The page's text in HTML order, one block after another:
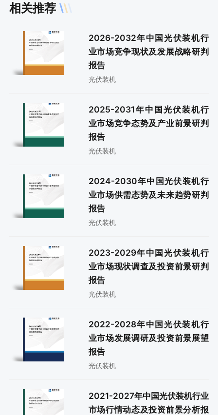
相关推荐
2026-2032年中国光伏装机行
业市场竞争现状及发展战略研判
报告
光伏装机
2025-2031年中国光伏装机行
业市场竞争态势及产业前景研判
报告
光伏装机
2024-2030年中国光伏装机行
业市场供需态势及未来趋势研判
报告
光伏装机
2023-2029年中国光伏装机行
业市场现状调查及投资前景研判
报告
光伏装机
2022-2028年中国光伏装机行
业市场发展调研及投资前景展望
报告
光伏装机
2021-2027年中国光伏装机行业
市场行情动态及投资前景分析报